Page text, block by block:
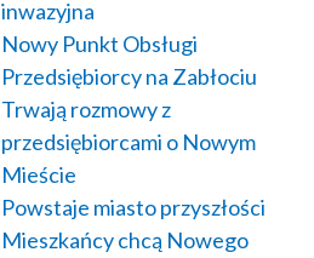
inwazyjna
Nowy Punkt Obsługi
Przedsiębiorcy na Zabłociu
Trwają rozmowy z
przedsiębiorcami o Nowym
Mieście
Powstaje miasto przyszłości
Mieszkańcy chcą Nowego